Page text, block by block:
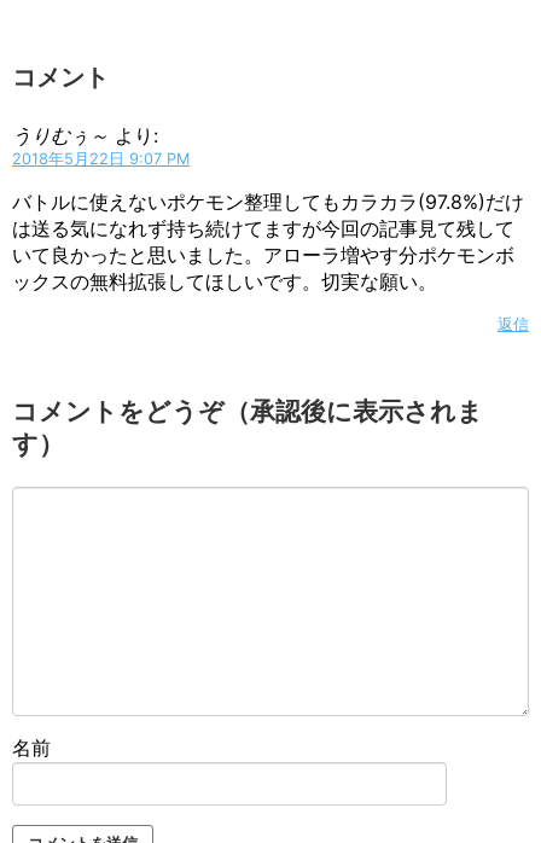
コメント
うりむぅ～ より:
2018年5月22日 9:07 PM
バトルに使えないポケモン整理してもカラカラ(97.8%)だけ
は送る気になれず持ち続けてますが今回の記事見て残して
いて良かったと思いました。アローラ増やす分ポケモンボ
ックスの無料拡張してほしいです。切実な願い。
返信
コメントをどうぞ（承認後に表示されま
す）
名前